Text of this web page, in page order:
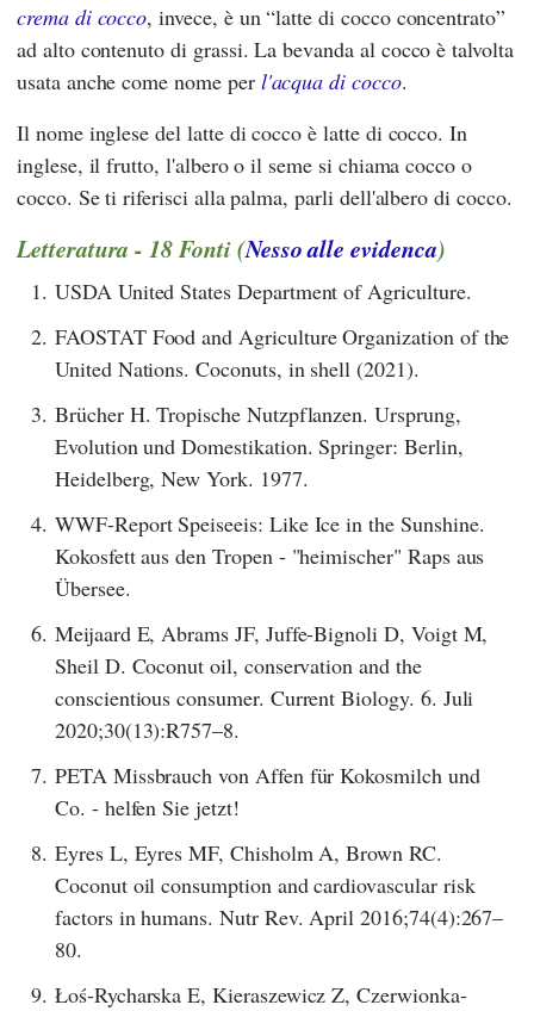
crema di cocco, invece, è un “latte di cocco concentrato”
ad alto contenuto di grassi. La bevanda al cocco è talvolta
usata anche come nome per l'acqua di cocco.
Il nome inglese del latte di cocco è latte di cocco. In
inglese, il frutto, l'albero o il seme si chiama cocco o
cocco. Se ti riferisci alla palma, parli dell'albero di cocco.
Letteratura - 18 Fonti (Nesso alle evidenca)
1. USDA United States Department of Agriculture.
2. FAOSTAT Food and Agriculture Organization of the
United Nations. Coconuts, in shell (2021).
3. Brücher H. Tropische Nutzpflanzen. Ursprung,
Evolution und Domestikation. Springer: Berlin,
Heidelberg, New York. 1977.
4. WWF-Report Speiseeis: Like Ice in the Sunshine.
Kokosfett aus den Tropen - "heimischer" Raps aus
Übersee.
6. Meijaard E, Abrams JF, Juffe-Bignoli D, Voigt M,
Sheil D. Coconut oil, conservation and the
conscientious consumer. Current Biology. 6. Juli
2020;30(13):R757–8.
7. PETA Missbrauch von Affen für Kokosmilch und
Co. - helfen Sie jetzt!
8. Eyres L, Eyres MF, Chisholm A, Brown RC.
Coconut oil consumption and cardiovascular risk
factors in humans. Nutr Rev. April 2016;74(4):267–
80.
9. Łoś-Rycharska E, Kieraszewicz Z, Czerwionka-